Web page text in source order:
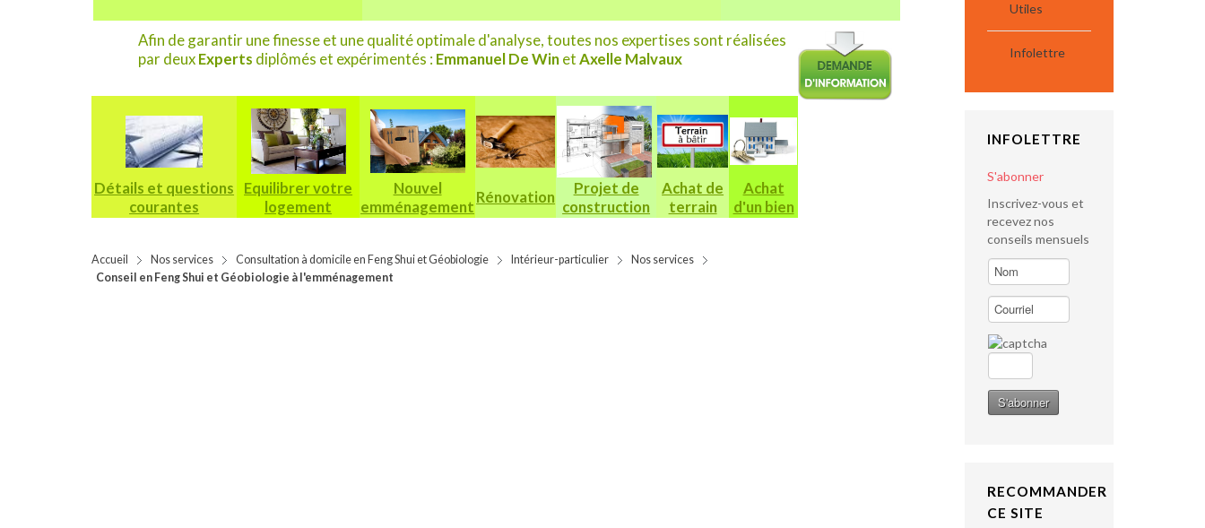
Afin de garantir une finesse et une qualité optimale d'analyse, toutes nos expertises sont réalisées
par deuxExperts diplômés et expérimentés : Emmanuel De WinetAxelle Malvaux
Détails et questions
courantes
Equilibrer votre
logement
Nouvel
emménagement
Rénovation
Projet de
construction
Achat de
terrain
Achat
d'un bien
Accueil Nos services Consultation à domicile en Feng Shui et Géobiologie Intérieur-particulier
Nos services
Conseil en Feng Shui et Géobiologie à l'emménagement
Utiles
Infolettre
INFOLETTRE
S'abonner
Inscrivez-vous et
recevez nos
conseils mensuels
RECOMMANDER
CE SITE